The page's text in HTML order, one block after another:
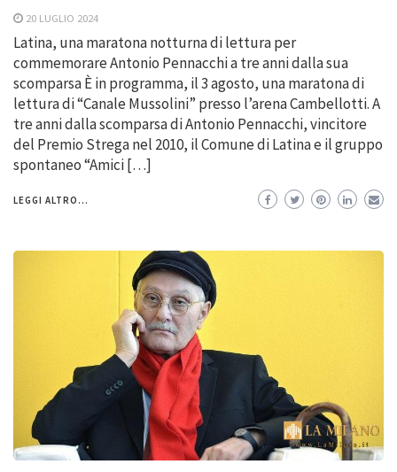
20 LUGLIO 2024
Latina, una maratona notturna di lettura per
commemorare Antonio Pennacchi a tre anni dalla sua
scomparsa È in programma, il 3 agosto, una maratona di
lettura di “Canale Mussolini” presso l’arena Cambellotti. A
tre anni dalla scomparsa di Antonio Pennacchi, vincitore
del Premio Strega nel 2010, il Comune di Latina e il gruppo
spontaneo “Amici […]
LEGGI ALTRO...